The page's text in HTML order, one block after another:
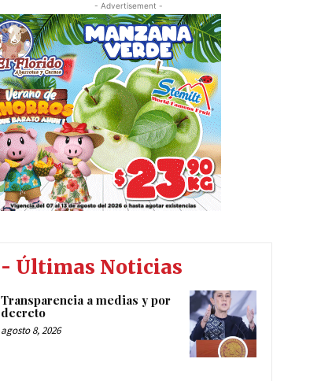
- Advertisement -
- Últimas Noticias
Transparencia a medias y por
decreto
agosto 8, 2026